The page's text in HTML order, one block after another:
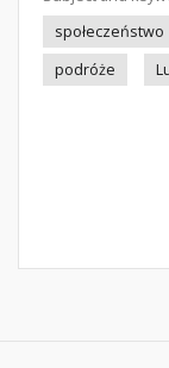
społeczeństwo
podróże